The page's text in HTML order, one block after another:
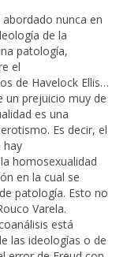
nunca en
de la
patología,
el
de Havelock Ellis…
un prejuicio muy de
es una
Es decir, el
hay
homosexualidad
en la cual se
patología. Esto no
Varela.
está
las ideologías o de